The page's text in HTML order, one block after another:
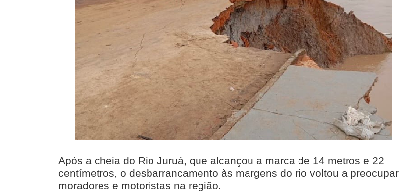
Após a cheia do Rio Juruá, que alcançou a marca de 14 metros e 22
centímetros, o desbarrancamento às margens do rio voltou a preocupar
moradores e motoristas na região.